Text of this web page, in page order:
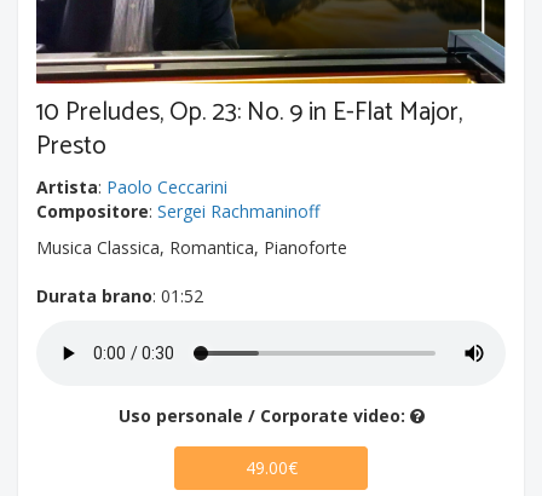
10 Preludes, Op. 23: No. 9 in E-Flat Major,
Presto
Artista: Paolo Ceccarini
Compositore: Sergei Rachmaninoff
Musica Classica, Romantica, Pianoforte
Durata brano: 01:52
Uso personale / Corporate video:
49.00€